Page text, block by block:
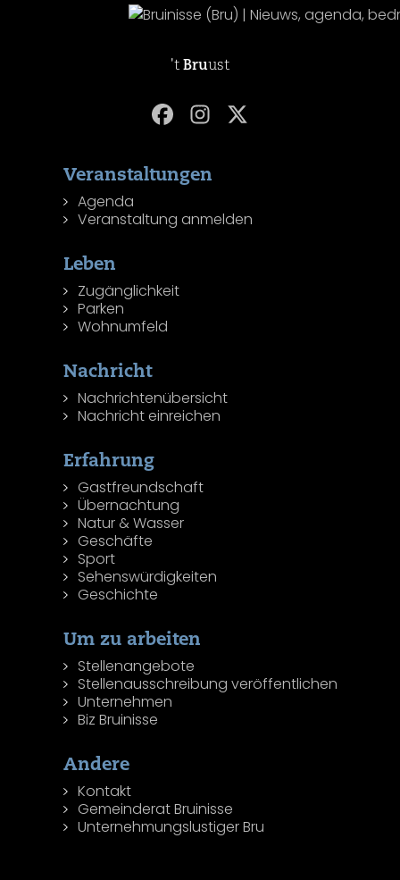
't Bruust
Veranstaltungen
Agenda
Veranstaltung anmelden
Leben
Zugänglichkeit
Parken
Wohnumfeld
Nachricht
Nachrichtenübersicht
Nachricht einreichen
Erfahrung
Gastfreundschaft
Übernachtung
Natur & Wasser
Geschäfte
Sport
Sehenswürdigkeiten
Geschichte
Um zu arbeiten
Stellenangebote
Stellenausschreibung veröffentlichen
Unternehmen
Biz Bruinisse
Andere
Kontakt
Gemeinderat Bruinisse
Unternehmungslustiger Bru